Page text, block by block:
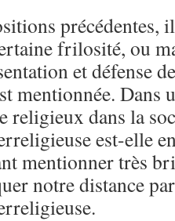
précédentes,
frilosité, ou
et défense
mentionnée. Dans
religieux dans la
est-elle
mentionner très
notre distance